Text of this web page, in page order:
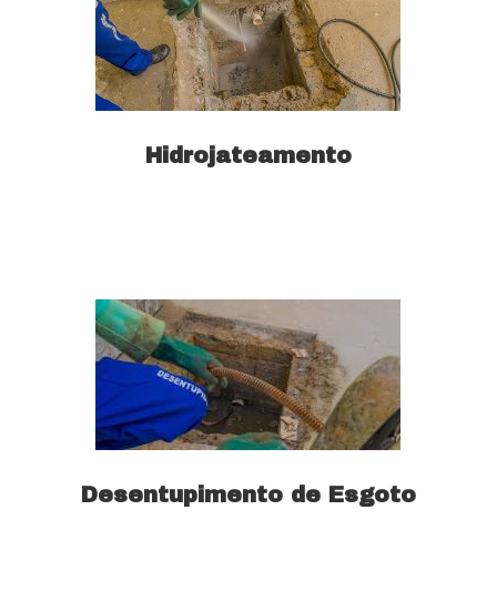
Hidrojateamento
Desentupimento de Esgoto